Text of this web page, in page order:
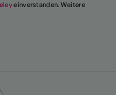
einverstanden. Weitere